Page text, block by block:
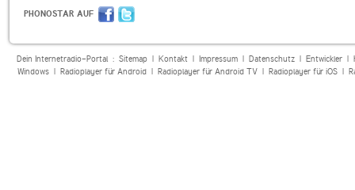
PHONOSTAR AUF
Dein Internetradio-Portal : Sitemap| Kontakt| Impressum| Datenschutz| Entwickler|
Windows| Radioplayer für Android| Radioplayer für Android TV| Radioplayer für iOS|